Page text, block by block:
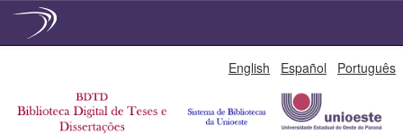
English Español Português